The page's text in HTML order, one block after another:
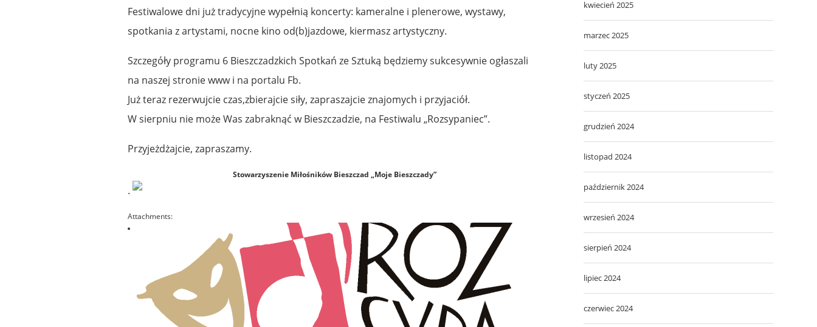
Festiwalowe dni już tradycyjne wypełnią koncerty: kameralne i plenerowe, wystawy,
spotkania z artystami, nocne kino od(b)jazdowe, kiermasz artystyczny.
Szczegóły programu 6 Bieszczadzkich Spotkań ze Sztuką będziemy sukcesywnie ogłaszali
na naszej stronie www i na portalu Fb.
Już teraz rezerwujcie czas,zbierajcie siły, zapraszajcie znajomych i przyjaciół.
W sierpniu nie może Was zabraknąć w Bieszczadzie, na Festiwalu „Rozsypaniec”.
Przyjeżdżajcie, zapraszamy.
Stowarzyszenie Miłośników Bieszczad „Moje Bieszczady”
.
Attachments:
kwiecień 2025
marzec 2025
luty 2025
styczeń 2025
grudzień 2024
listopad 2024
październik 2024
wrzesień 2024
sierpień 2024
lipiec 2024
czerwiec 2024